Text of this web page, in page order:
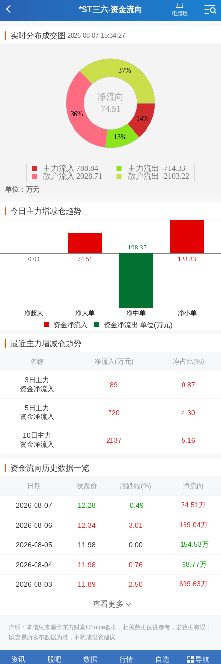
*ST三六-资金流向
实时分布成交图 2026-08-07 15:34:27
今日主力增减仓趋势
资金净流入 资金净流出 单位(万元)
最近主力增减仓趋势
名称 净流入(万元) 净占比(%)
3日主力
资金净流入
89 0.87
5日主力
资金净流入
720 4.30
10日主力
资金净流入
2137 5.16
资金流向历史数据一览
日期 收盘价 涨跌幅(%) 净流向
2026-08-07 12.28 -0.49 74.51万
2026-08-06 12.34 3.01 169.04万
2026-08-05 11.98 0.00 -154.53万
2026-08-04 11.98 0.76 -68.77万
2026-08-03 11.89 2.50 699.63万
查看更多
声明：本信息来源于东方财富Choice数据，相关数据仅供参考，若数据有误，
以交易所发布数据为准，不构成投资建议。
资讯 股吧 数据 行情 自选 导航